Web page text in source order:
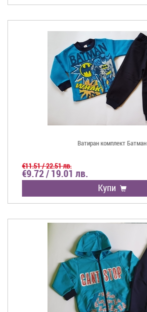
Ватиран комплект Батман
€11.51 / 22.51 лв.
€9.72 / 19.01 лв.
Купи